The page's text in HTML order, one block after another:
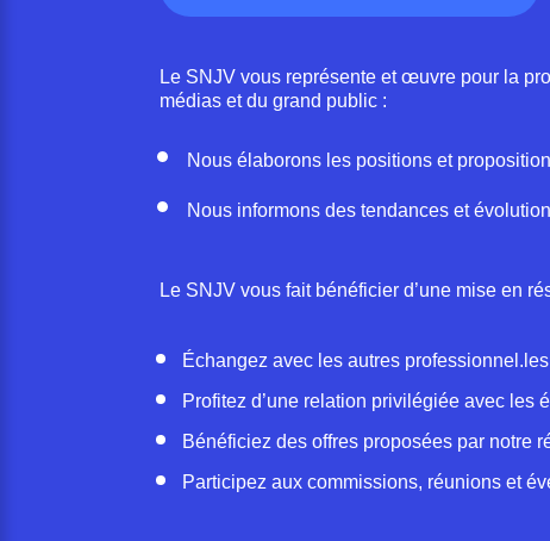
Le SNJV vous représente et œuvre pour la
médias et du grand public :
Nous élaborons les positions et
Nous informons des tendances et
Le SNJV vous fait bénéficier d’une mise en
Échangez avec les autres
Profitez d’une relation privilégiée avec les
Bénéficiez des offres proposées par notre
Participez aux commissions, réunions et